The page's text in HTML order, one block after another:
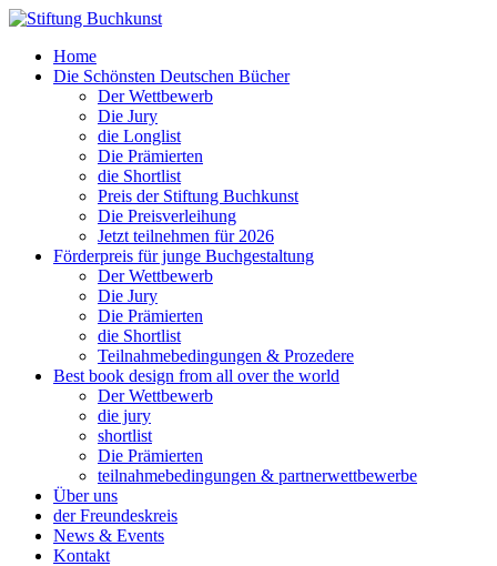
Home
Die Schönsten Deutschen Bücher
Der Wettbewerb
Die Jury
die Longlist
Die Prämierten
die Shortlist
Preis der Stiftung Buchkunst
Die Preisverleihung
Jetzt teilnehmen für 2026
Förderpreis für junge Buchgestaltung
Der Wettbewerb
Die Jury
Die Prämierten
die Shortlist
Teilnahmebedingungen & Prozedere
Best book design from all over the world
Der Wettbewerb
die jury
shortlist
Die Prämierten
teilnahmebedingungen & partnerwettbewerbe
Über uns
der Freundeskreis
News & Events
Kontakt